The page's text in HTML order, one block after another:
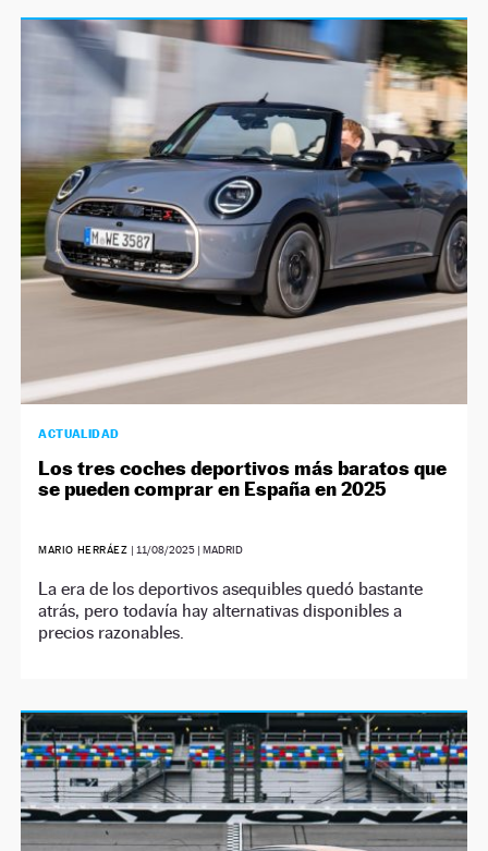
ACTUALIDAD
Los tres coches deportivos más baratos que
se pueden comprar en España en 2025
MARIO HERRÁEZ | 11/08/2025| MADRID
La era de los deportivos asequibles quedó bastante
atrás, pero todavía hay alternativas disponibles a
precios razonables.